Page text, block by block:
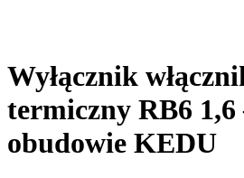
Wyłącznik
termiczny RB6 1,6
obudowie KEDU